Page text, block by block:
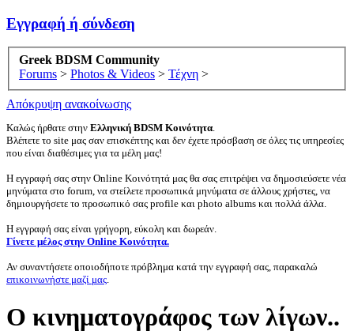
Εγγραφή ή σύνδεση
Greek BDSM Community
Forums > Photos & Videos > Τέχνη >
Απόκρυψη ανακοίνωσης
Καλώς ήρθατε στην Ελληνική BDSM Κοινότητα.
Βλέπετε το site μας σαν επισκέπτης και δεν έχετε πρόσβαση σε όλες τις υπηρεσίες
που είναι διαθέσιμες για τα μέλη μας!
Η εγγραφή σας στην Online Κοινότητά μας θα σας επιτρέψει να δημοσιεύσετε νέα
μηνύματα στο forum, να στείλετε προσωπικά μηνύματα σε άλλους χρήστες, να
δημιουργήσετε το προσωπικό σας profile και photo albums και πολλά άλλα.
Η εγγραφή σας είναι γρήγορη, εύκολη και δωρεάν.
Γίνετε μέλος στην Online Κοινότητα.
Αν συναντήσετε οποιοδήποτε πρόβλημα κατά την εγγραφή σας, παρακαλώ
επικοινωνήστε μαζί μας.
Ο κινηματογράφος των λίγων..